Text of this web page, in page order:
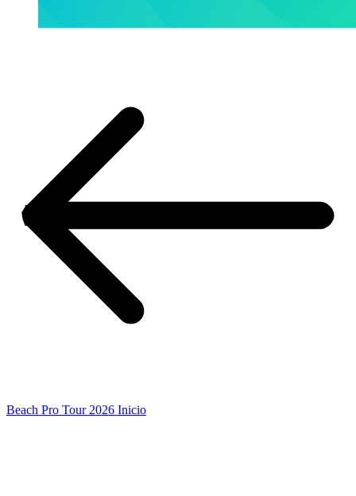
Beach Pro Tour 2026 Inicio